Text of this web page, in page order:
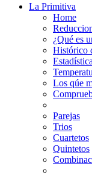
La Primitiva
Home
¿Qué es
Histórico
Los qúe
Parejas
Trios
Cuartetos
Quintetos